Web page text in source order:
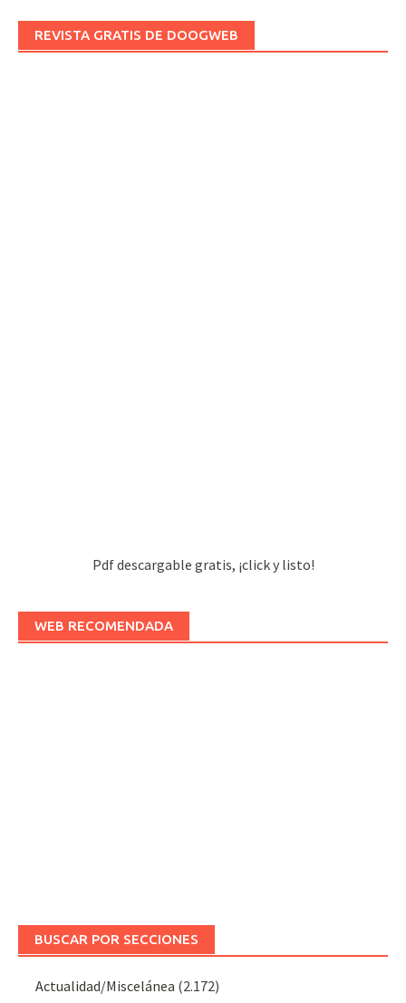
REVISTA GRATIS DE DOOGWEB
Pdf descargable gratis, ¡click y listo!
WEB RECOMENDADA
BUSCAR POR SECCIONES
Actualidad/Miscelánea (2.172)